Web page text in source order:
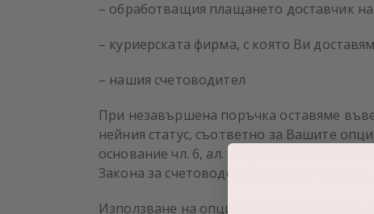
– обработващия плащането доставчик на
– куриерската фирма, с която Ви
– нашия счетоводител
При незавършена поръчка оставяме
нейния статус, съответно за Вашите
основание чл. 6, ал. 1, букви (а) и (б) от
Закона за счетоводството ( ЗСч ) 10-
Използване на опцията за отказ („Opt-out“)